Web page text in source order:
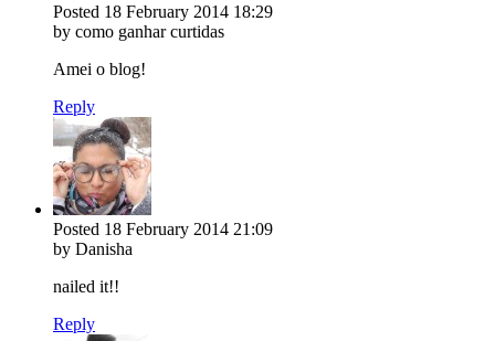
Posted 18 February 2014 18:29
by como ganhar curtidas
Amei o blog!
Reply
Posted 18 February 2014 21:09
by Danisha
nailed it!!
Reply